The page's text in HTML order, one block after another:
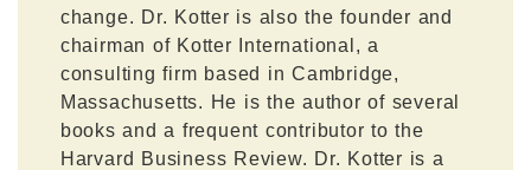
change. Dr. Kotter is also the founder and
chairman of Kotter International, a
consulting firm based in Cambridge,
Massachusetts. He is the author of several
books and a frequent contributor to the
Harvard Business Review. Dr. Kotter is a